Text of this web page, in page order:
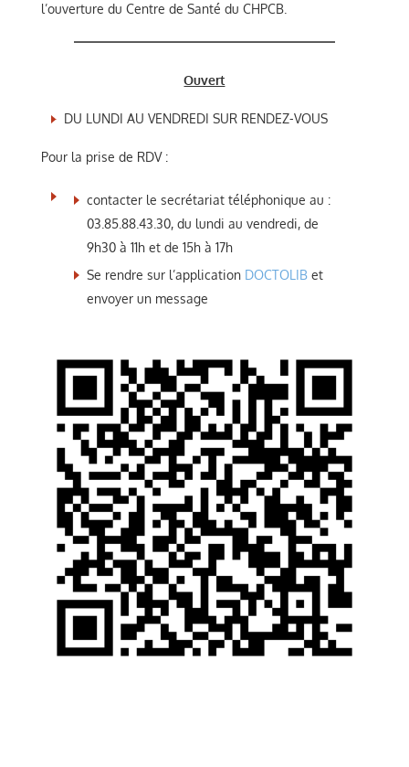
l’ouverture du Centre de Santé du CHPCB.
Ouvert
DU LUNDI AU VENDREDI SUR RENDEZ-VOUS
Pour la prise de RDV :
contacter le secrétariat téléphonique au :
03.85.88.43.30, du lundi au vendredi, de
9h30 à 11h et de 15h à 17h
Se rendre sur l’application DOCTOLIB et
envoyer un message